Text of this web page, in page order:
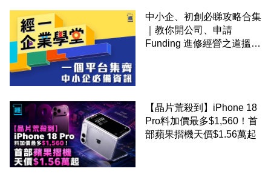
中小企、初創必睇攻略合集
｜教你開公司、申請
Funding 進修經營之道搵大
【晶片荒殺到】iPhone 18
Pro料加價最多$1,560！首
部蘋果摺機天價$1.56萬起